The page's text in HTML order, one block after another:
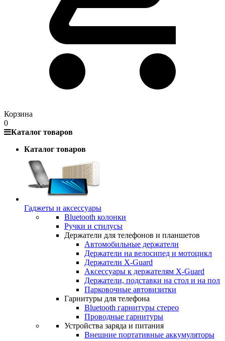
Корзина
0
Каталог товаров
Каталог товаров
Гаджеты и аксессуары
Bluetooth колонки
Ручки и стилусы
Держатели для телефонов и планшетов
Автомобильные держатели
Держатели на велосипед и мотоцикл
Держатели X-Guard
Аксессуары к держателям X-Guard
Держатели, подставки на стол и на пол
Парковочные автовизитки
Гарнитуры для телефона
Bluetooth гарнитуры стерео
Проводные гарнитуры
Устройства заряда и питания
Внешние портативные аккумуляторы